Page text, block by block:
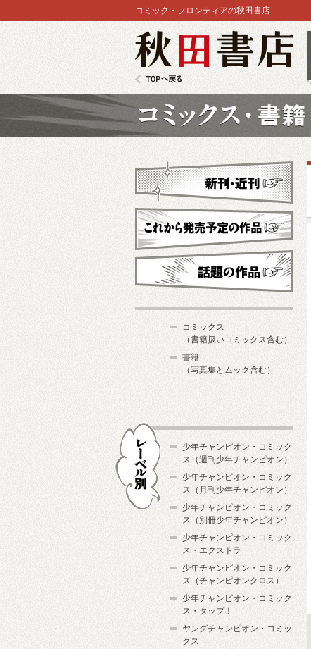
コミック・フロンティアの秋田書店
新刊・近刊
これから発売予定
コミックス
（書籍扱いコミックス含む）
書籍
（写真集とムック含む）
少年チャンピオン・コミック
ス（週刊少年チャンピオン）
少年チャンピオン・コミック
ス（月刊少年チャンピオン）
少年チャンピオン・コミック
ス（別冊少年チャンピオン）
少年チャンピオン・コミック
ス・エクストラ
少年チャンピオン・コミック
ス（チャンピオンクロス）
少年チャンピオン・コミック
ス・タップ！
ヤングチャンピオン・コミッ
クス